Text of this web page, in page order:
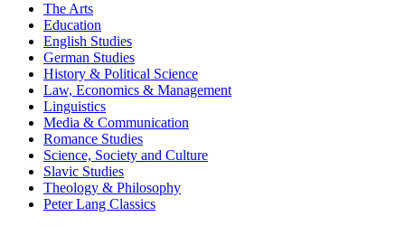
The Arts
Education
English Studies
German Studies
History & Political Science
Law, Economics & Management
Linguistics
Media & Communication
Romance Studies
Science, Society and Culture
Slavic Studies
Theology & Philosophy
Peter Lang Classics